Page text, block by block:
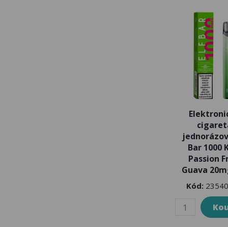
Bar 1000
Passion
Guava
Kód: